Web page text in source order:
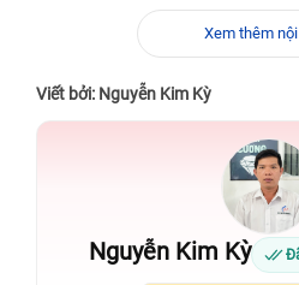
Xem thêm
Viết bởi: Nguyễn Kim Kỳ
Nguyễn Kim Kỳ